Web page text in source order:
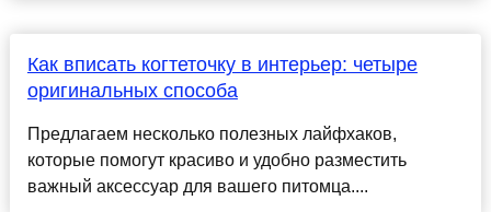
Как вписать когтеточку в интерьер: четыре
оригинальных способа
Предлагаем несколько полезных лайфхаков,
которые помогут красиво и удобно разместить
важный аксессуар для вашего питомца....